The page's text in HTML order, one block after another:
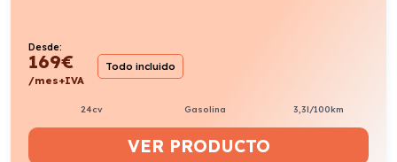
Desde:
169€
/mes+IVA
Todo incluido
24cv Gasolina 3,3l/100km
VER PRODUCTO